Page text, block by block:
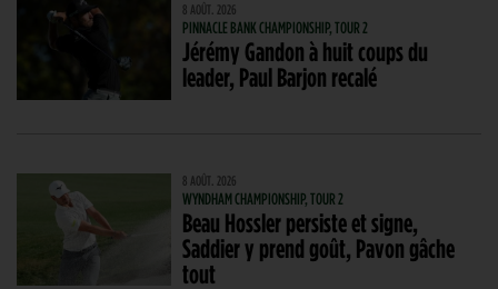
8 AOÛT. 2026
PINNACLE BANK CHAMPIONSHIP, TOUR 2
Jérémy Gandon à huit coups du
leader, Paul Barjon recalé
8 AOÛT. 2026
WYNDHAM CHAMPIONSHIP, TOUR 2
Beau Hossler persiste et signe,
Saddier y prend goût, Pavon gâche
tout